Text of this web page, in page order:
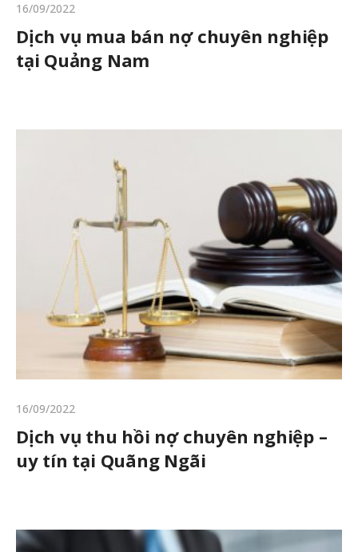
16/09/2022
Dịch vụ mua bán nợ chuyên nghiệp
tại Quảng Nam
16/09/2022
Dịch vụ thu hồi nợ chuyên nghiệp –
uy tín tại Quãng Ngãi